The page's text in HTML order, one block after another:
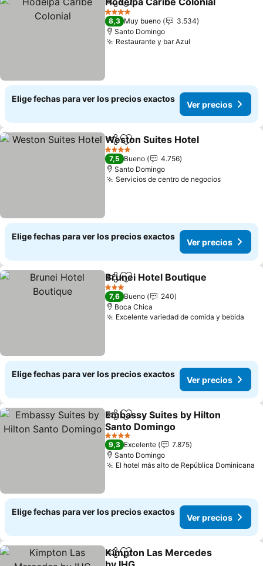
CompartirAgregar a favoritos
4 Estrellas
8,3 Muy bueno
3.534
Santo Domingo
Restaurante y bar Azul
Elige fechas para ver los precios exactos
Ver precios
CompartirAgregar a favoritos
Weston Suites Hotel
4 Estrellas
7,5 Bueno
4.756
Santo Domingo
Servicios de centro de negocios
Elige fechas para ver los precios exactos
Ver precios
CompartirAgregar a favoritos
Brunei Hotel Boutique
3 Estrellas
7,6 Bueno
240
Boca Chica
Excelente variedad de comida y bebida
Elige fechas para ver los precios exactos
Ver precios
CompartirAgregar a favoritos
Embassy Suites by Hilton
Santo Domingo
4 Estrellas
9,3 Excelente
7.875
Santo Domingo
El hotel más alto de República Dominicana
Elige fechas para ver los precios exactos
Ver precios
CompartirAgregar a favoritos
Kimpton Las Mercedes